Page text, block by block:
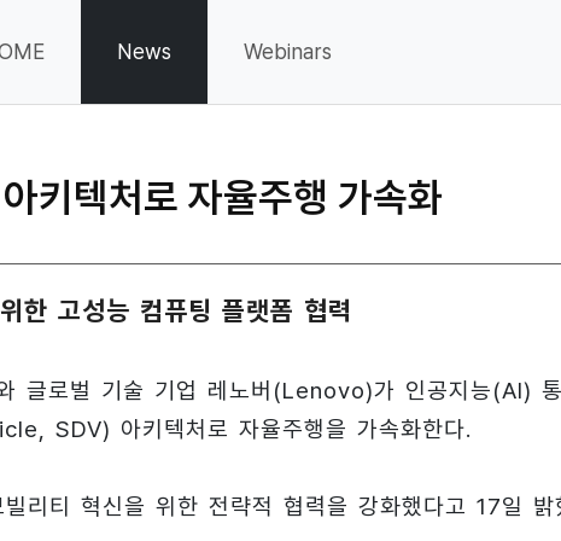
News Webinars
키텍처로 자율주행 가속화
한 고성능 컴퓨팅 플랫폼 협력
글로벌 기술 기업 레노버(Lenovo)가 인공지능(AI)
SDV) 아키텍처로 자율주행을 가속화한다.
리티 혁신을 위한 전략적 협력을 강화했다고 17일 밝